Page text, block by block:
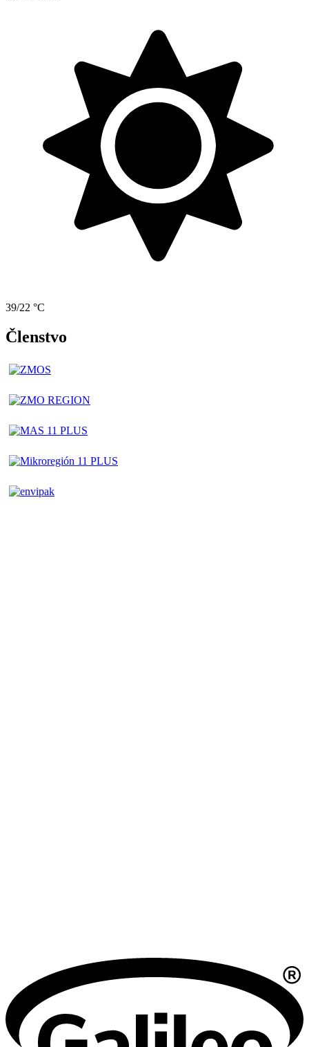
39/22 °C
Členstvo